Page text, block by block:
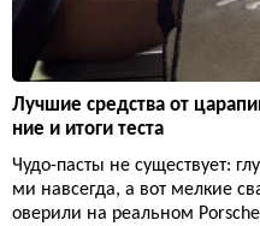
Лучшие средства от
ние и итоги теста
Чудо-пасты не существует:
ми навсегда, а вот мелкие
оверили на реальном